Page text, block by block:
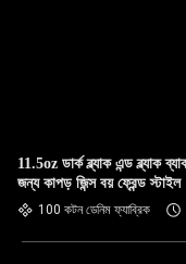
11.5oz ডার্ক ব্ল্যাক এন্ড ব্ল্যাক
জন্য কাপড় জিন্স বয় ফ্রেন্ড স্টাইল
100 কটন ডেনিম ফ্যাব্রিক